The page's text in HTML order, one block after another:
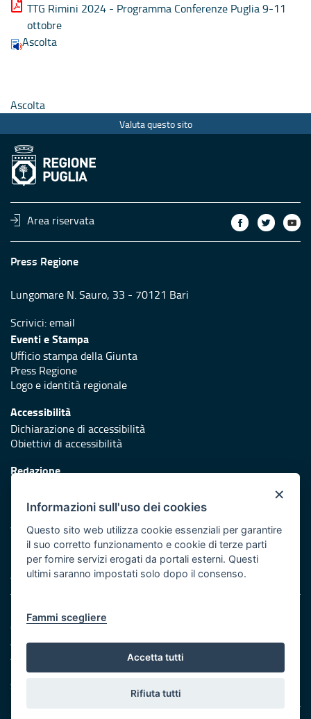
TTG Rimini 2024 - Programma Conferenze Puglia 9-11
ottobre
Ascolta
Ascolta
Valuta questo sito
Area riservata
Press Regione
Lungomare N. Sauro, 33 - 70121 Bari
Scrivici:email
Eventi e Stampa
Ufficio stampa della Giunta
Press Regione
Logo e identità regionale
Accessibilità
Dichiarazione di accessibilità
Obiettivi di accessibilità
Redazione
Protezione civile
Vai al sito di Protezione Civile Puglia
Iniziativa finanziata con risorse del POR Puglia 2014/2020 -
Asse XI
Note legali
Cookie e privacy
Amministrazione trasparente
Atti di notifica
Feed RSS
Servizi Intranet
×
Informazioni sull'uso dei cookies
Questo sito web utilizza cookie essenziali per garantire
il suo corretto funzionamento e cookie di terze parti
per fornire servizi erogati da portali esterni. Questi
ultimi saranno impostati solo dopo il consenso.
Fammi scegliere
Accetta tutti
Rifiuta tutti